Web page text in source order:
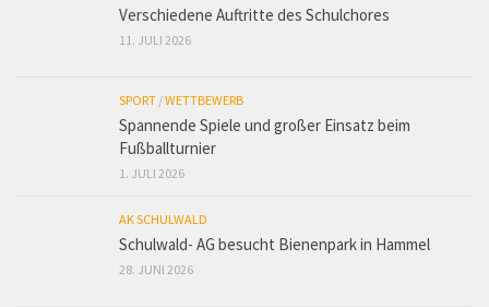
Verschiedene Auftritte des Schulchores
11. JULI 2026
SPORT /WETTBEWERB
Spannende Spiele und großer Einsatz beim
Fußballturnier
1. JULI 2026
AK SCHULWALD
Schulwald- AG besucht Bienenpark in Hammel
28. JUNI 2026